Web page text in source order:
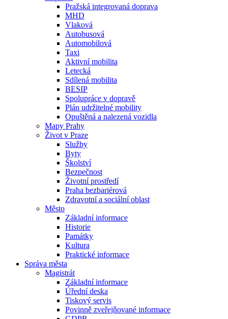
Pražská integrovaná doprava
MHD
Vlaková
Autobusová
Automobilová
Taxi
Aktivní mobilita
Letecká
Sdílená mobilita
BESIP
Spolupráce v dopravě
Plán udržitelné mobility
Opuštěná a nalezená vozidla
Mapy Prahy
Život v Praze
Služby
Byty
Školství
Bezpečnost
Životní prostředí
Praha bezbariérová
Zdravotní a sociální oblast
Město
Základní informace
Historie
Památky
Kultura
Praktické informace
Správa města
Magistrát
Základní informace
Úřední deska
Tiskový servis
Povinně zveřejňované informace